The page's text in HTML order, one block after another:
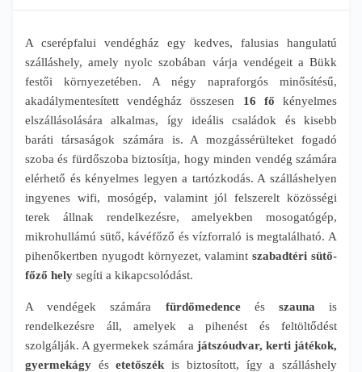
A cserépfalui vendégház egy kedves, falusias hangulatú
szálláshely, amely nyolc szobában várja vendégeit a Bükk
festői környezetében. A négy napraforgós minősítésű,
akadálymentesített vendégház összesen 16 fő kényelmes
elszállásolására alkalmas, így ideális családok és kisebb
baráti társaságok számára is. A mozgássérülteket fogadó
szoba és fürdőszoba biztosítja, hogy minden vendég számára
elérhető és kényelmes legyen a tartózkodás. A szálláshelyen
ingyenes wifi, mosógép, valamint jól felszerelt közösségi
terek állnak rendelkezésre, amelyekben mosogatógép,
mikrohullámú sütő, kávéfőző és vízforraló is megtalálható. A
pihenőkertben nyugodt környezet, valamintszabadtéri sütő-
főző hely segíti a kikapcsolódást.
A vendégek számára fürdőmedence ésszauna is
rendelkezésre áll, amelyek a pihenést és feltöltődést
szolgálják. A gyermekek számára játszóudvar, kerti játékok,
gyermekágy ésetetőszék is biztosított, így a szálláshely